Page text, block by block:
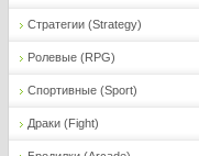
Стратегии (Strategy)
Ролевые (RPG)
Спортивные (Sport)
Драки (Fight)